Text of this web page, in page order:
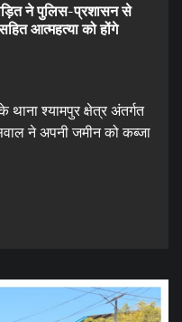
ने पुलिस-प्रशासन से
सहित आत्महत्या को होंगे
थाना श्यामपुर क्षेत्र अंतर्गत
ने अपनी जमीन को कब्जा